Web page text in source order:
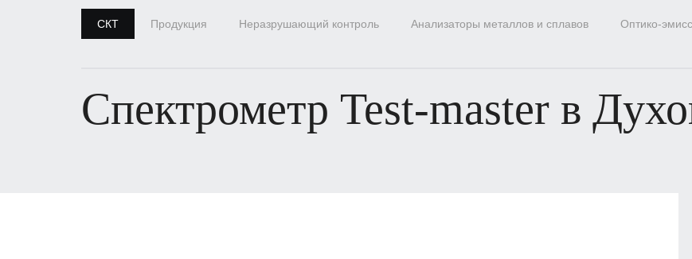
СКТ Продукция Неразрушающий контроль Анализаторы металлов и сплавов Оптико-
Спектрометр Test-master в